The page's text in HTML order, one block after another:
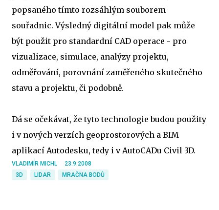
popsaného tímto rozsáhlým souborem
souřadnic. Výsledný digitální model pak může
být použit pro standardní CAD operace - pro
vizualizace, simulace, analýzy projektu,
odměřování, porovnání zaměřeného skutečného
stavu a projektu, či podobně.
Dá se očekávat, že tyto technologie budou použity
i v nových verzích geoprostorových a BIM
aplikací Autodesku, tedy i v AutoCADu Civil 3D.
VLADIMÍR MICHL
23.9.2008
3D
LIDAR MRAČNA BODŮ